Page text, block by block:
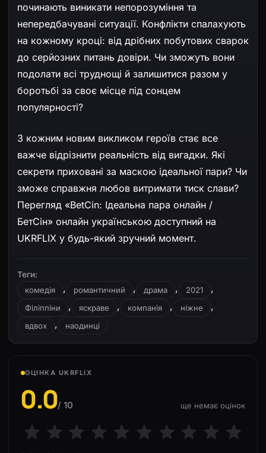
починають виникати непорозуміння та
непередбачувані ситуації. Конфлікти спалахують
на кожному кроці: від дрібних побутових сварок
до серйозних питань довіри. Чи зможуть вони
подолати всі труднощі й залишитися разом у
боротьбі за своє місце під сонцем
популярності?
З кожним новим викликом героїв стає все
важче відрізнити реальність від вигадки. Які
секрети приховані за маскою ідеальної пари? Чи
зможе справжня любов витримати тиск слави?
Перегляд «BetCin: Ідеальна пара онлайн /
БетСін» онлайн українською доступний на
UKRFLIX у будь-який зручний момент.
Теги:
комедія
, романтичний , драма , 2021 ,
Філіппіни , яскраве , компанія , ніжне ,
вдвох , наодинці
ОЦІНКА UKRFLIX
0.0/ 10 ще немає оцінок